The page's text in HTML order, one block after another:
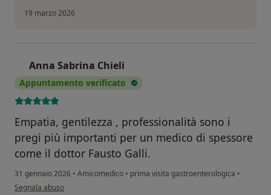
19 marzo 2026
Anna Sabrina Chieli
Appuntamento verificato
Empatia, gentilezza , professionalità sono i
pregi più importanti per un medico di spessore
come il dottor Fausto Galli.
31 gennaio 2026 • Amicomedico • prima visita gastroenterologica •
secondo l'opinione dell'utente Anna Sabrina Chieli
Segnala abuso